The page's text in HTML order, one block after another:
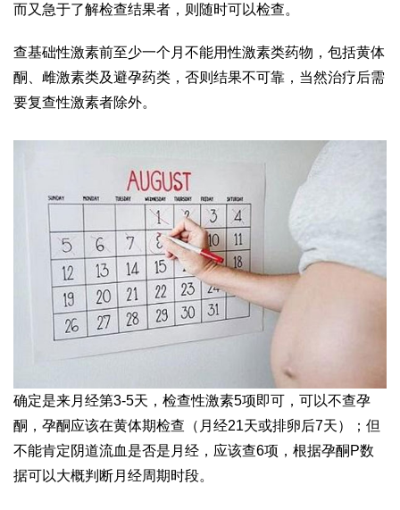
而又急于了解检查结果者，则随时可以检查。
查基础性激素前至少一个月不能用性激素类药物，包括黄体
酮、雌激素类及避孕药类，否则结果不可靠，当然治疗后需
要复查性激素者除外。
确定是来月经第3-5天，检查性激素5项即可，可以不查孕
酮，孕酮应该在黄体期检查（月经21天或排卵后7天）；但
不能肯定阴道流血是否是月经，应该查6项，根据孕酮P数
据可以大概判断月经周期时段。